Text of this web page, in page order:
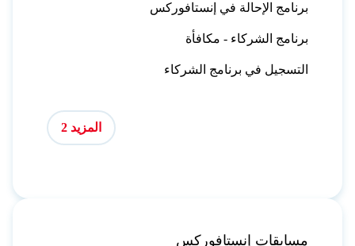
برنامج الإحالة في إنستافوركس
برنامج الشركاء - مكافأة
التسجيل في برنامج الشركاء
المزيد 2
مسابقات إنستافوركس